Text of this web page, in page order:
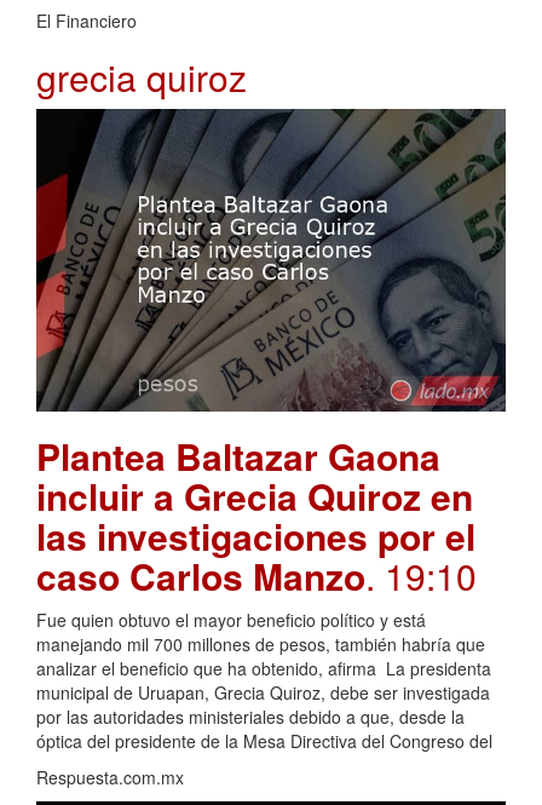
El Financiero
grecia quiroz
Plantea Baltazar Gaona
incluir a Grecia Quiroz en
las investigaciones por el
caso Carlos Manzo. 19:10
Fue quien obtuvo el mayor beneficio político y está
manejando mil 700 millones de pesos, también habría que
analizar el beneficio que ha obtenido, afirma La presidenta
municipal de Uruapan, Grecia Quiroz, debe ser investigada
por las autoridades ministeriales debido a que, desde la
óptica del presidente de la Mesa Directiva del Congreso del
Respuesta.com.mx